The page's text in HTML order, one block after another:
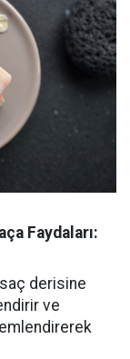
Faydaları:
derisine
ve